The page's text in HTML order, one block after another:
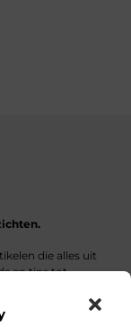
die alles uit
en tips tot